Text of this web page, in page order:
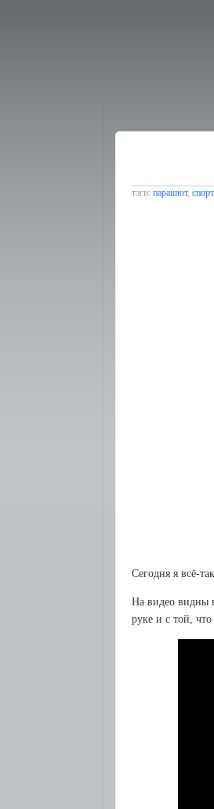
тэги: парашют, спорт,
Сегодня я всё-
На видео видны
руке и с той,